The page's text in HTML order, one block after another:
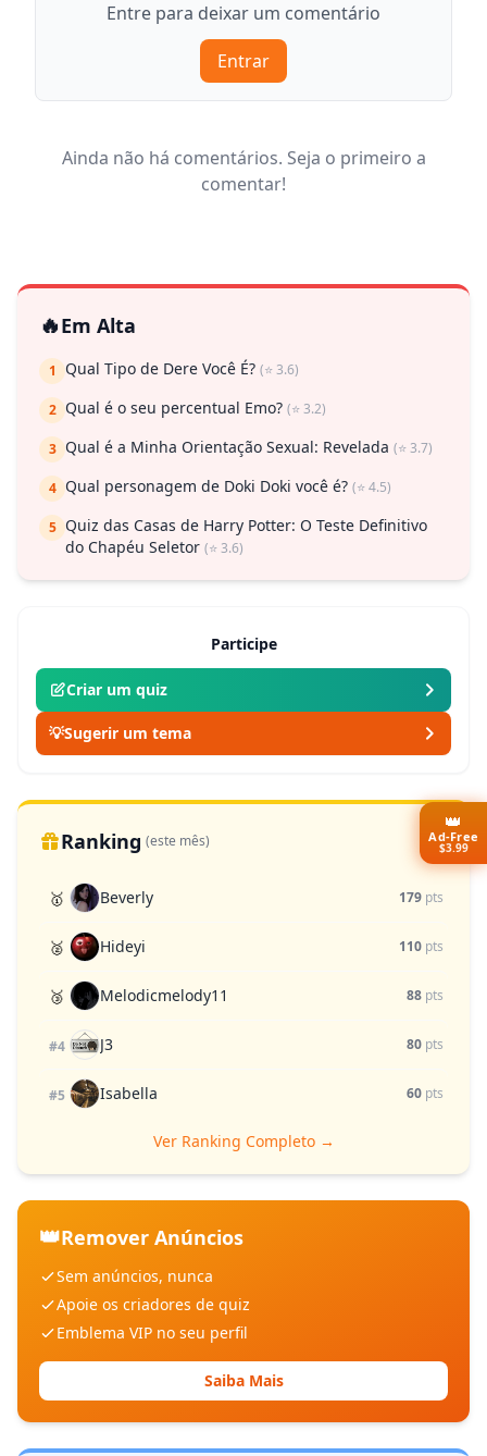
Entre para deixar um comentário
Entrar
Ainda não há comentários. Seja o primeiro a
comentar!
🔥Em Alta
1 Qual Tipo de Dere Você É? (⭐ 3.6)
2 Qual é o seu percentual Emo? (⭐ 3.2)
3 Qual é a Minha Orientação Sexual: Revelada (⭐ 3.7)
4 Qual personagem de Doki Doki você é? (⭐ 4.5)
5 Quiz das Casas de Harry Potter: O Teste Definitivo
do Chapéu Seletor (⭐ 3.6)
Participe
Criar um quiz
💡Sugerir um tema
Ranking (este mês)
🥇 Beverly 179 pts
🥈 Hideyi 110 pts
🥉 Melodicmelody11 88 pts
#4 J3 80 pts
#5 Isabella 60 pts
Ver Ranking Completo →
👑Remover Anúncios
Sem anúncios, nunca
Apoie os criadores de quiz
Emblema VIP no seu perfil
Saiba Mais
👑
Ad-Free
$3.99